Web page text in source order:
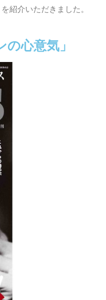
紹介いただきました。
心意気」